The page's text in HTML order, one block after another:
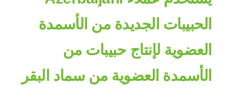
آلة كروبال
المعدات المساعدة
الحبيبات الجديدة من الأسمدة
العضوية لإنتاج حبيبات من
الأسمدة العضوية من سماد البقر